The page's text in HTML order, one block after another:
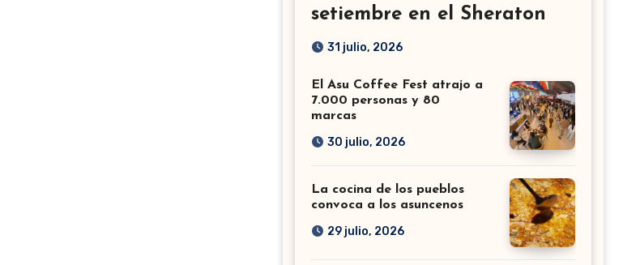
setiembre en el Sheraton
31 julio, 2026
El Asu Coffee Fest atrajo a
7.000 personas y 80
marcas
30 julio, 2026
La cocina de los pueblos
convoca a los asuncenos
29 julio, 2026